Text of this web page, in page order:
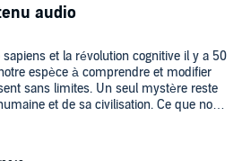
audio
et la révolution cognitive il y a 50
espèce à comprendre et modifier
sans limites. Un seul mystère reste
et de sa civilisation. Ce que nous
notre espèce fait ce qu'elle fait, défie
En nous plongeant au cœur des
Audible Studios